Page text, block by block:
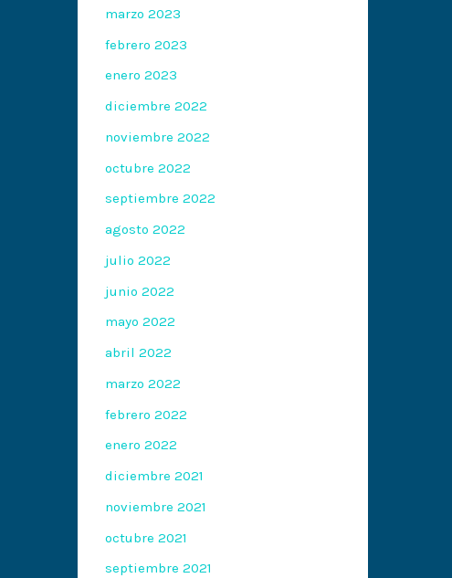
marzo 2023
febrero 2023
enero 2023
diciembre 2022
noviembre 2022
octubre 2022
septiembre 2022
agosto 2022
julio 2022
junio 2022
mayo 2022
abril 2022
marzo 2022
febrero 2022
enero 2022
diciembre 2021
noviembre 2021
octubre 2021
septiembre 2021